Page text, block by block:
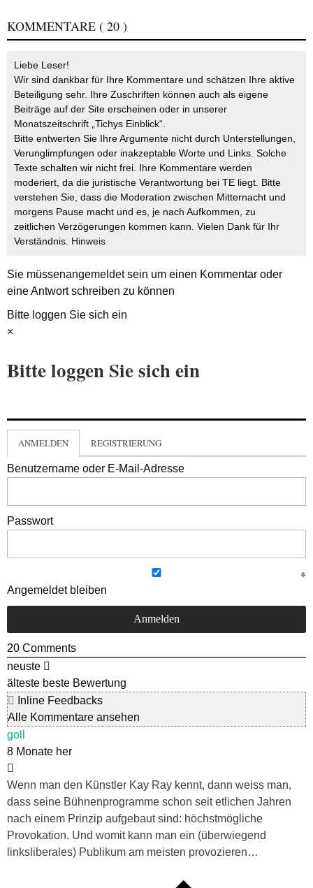
KOMMENTARE ( 20 )
Liebe Leser!
Wir sind dankbar für Ihre Kommentare und schätzen Ihre aktive
Beteiligung sehr. Ihre Zuschriften können auch als eigene
Beiträge auf der Site erscheinen oder in unserer
Monatszeitschrift „Tichys Einblick“.
Bitte entwerten Sie Ihre Argumente nicht durch Unterstellungen,
Verunglimpfungen oder inakzeptable Worte und Links. Solche
Texte schalten wir nicht frei. Ihre Kommentare werden
moderiert, da die juristische Verantwortung bei TE liegt. Bitte
verstehen Sie, dass die Moderation zwischen Mitternacht und
morgens Pause macht und es, je nach Aufkommen, zu
zeitlichen Verzögerungen kommen kann. Vielen Dank für Ihr
Verständnis. Hinweis
Sie müssenangemeldetsein um einen Kommentar oder
eine Antwort schreiben zu können
Bitte loggen Sie sich ein
×
Bitte loggen Sie sich ein
ANMELDEN REGISTRIERUNG
Benutzername oder E-Mail-Adresse
Passwort
Angemeldet bleiben
20 Comments
neuste
älteste beste Bewertung
Inline Feedbacks
Alle Kommentare ansehen
goll
8 Monate her
Wenn man den Künstler Kay Ray kennt, dann weiss man,
dass seine Bühnenprogramme schon seit etlichen Jahren
nach einem Prinzip aufgebaut sind: höchstmögliche
Provokation. Und womit kann man ein (überwiegend
linksliberales) Publikum am meisten provozieren…